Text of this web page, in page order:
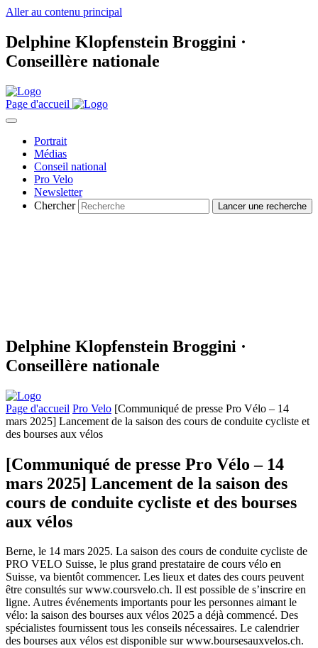
Aller au contenu principal
Delphine Klopfenstein Broggini ·
Conseillère nationale
Page d'accueil
Portrait
Médias
Conseil national
Pro Velo
Newsletter
Chercher
Delphine Klopfenstein Broggini ·
Conseillère nationale
Page d'accueil Pro Velo [Communiqué de presse Pro Vélo – 14
mars 2025] Lancement de la saison des cours de conduite cycliste et
des bourses aux vélos
[Communiqué de presse Pro Vélo – 14
mars 2025] Lancement de la saison des
cours de conduite cycliste et des bourses
aux vélos
Berne, le 14 mars 2025. La saison des cours de conduite cycliste de
PRO VELO Suisse, le plus grand prestataire de cours vélo en
Suisse, va bientôt commencer. Les lieux et dates des cours peuvent
être consultés sur www.coursvelo.ch. Il est possible de s’inscrire en
ligne. Autres événements importants pour les personnes aimant le
vélo: la saison des bourses aux vélos 2025 a déjà commencé. Des
spécialistes fournissent tous les conseils nécessaires. Le calendrier
des bourses aux vélos est disponible sur www.boursesauxvelos.ch.